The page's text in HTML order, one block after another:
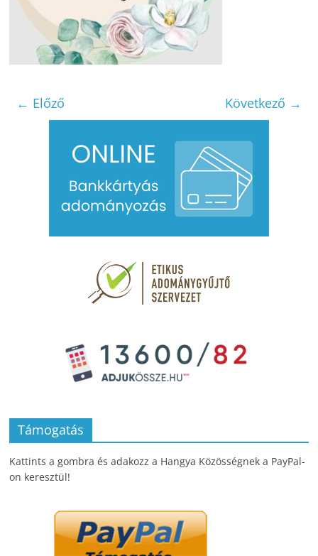
← Előző Következő →
Támogatás
Kattints a gombra és adakozz a Hangya Közösségnek a PayPal-
on keresztül!